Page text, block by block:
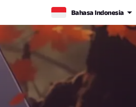
Bahasa Indonesia